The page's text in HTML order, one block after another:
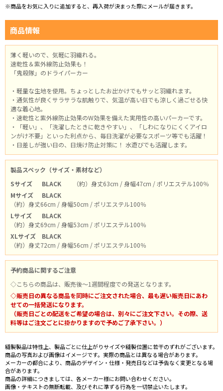
※商品をお気に入りに追加すると、再入荷が決まった際にメールが届きます。
商品情報
薄く軽いので、気軽に羽織れる。
速乾性＆紫外線防止効果も！
「鬼殺隊」のドライパーカー
・軽量な生地を使用。ちょっとしたお出かけでもサッと羽織れます。
・通気性が良くサラサラな肌触りで、気温が高い日でも涼しく過ごせる快
適な着心地。
・速乾性と紫外線防止効果のW効果を備えた実用性の高いパーカーです。
・「軽い」、「洗濯したときに乾きやすい」、「しわになりにくくアイロ
ンがけ不要」といった利点から、毎日洗濯が必要なスポーツ等でも活躍！
・日差しが強い日の、日焼け防止対策に！ 水遊びでも活躍します。
製品スペック（サイズ・素材など）
Sサイズ
BLACK
（約）身丈63cm / 身幅47cm / ポリエステル100％
Mサイズ
BLACK
（約）身丈66cm / 身幅50cm / ポリエステル100％
Lサイズ
BLACK
（約）身丈69cm / 身幅53cm / ポリエステル100％
XLサイズ
BLACK
（約）身丈72cm / 身幅56cm / ポリエステル100％
予約商品に関するご注意
◇こちらの商品は、販売後～1週間程度での発送となります。
◇販売日の異なる商品を同時にご注文された場合、最も遅い販売日にあわ
せての一括発送になります。
（販売日ごとの配送をご希望の場合は、別々にご注文下さい。その際、送
料等はご注文ごとに掛かりますので予めご了承下さい。）
縫製製品は特性上、製品ごとに仕上がりサイズや縫製位置に若干のずれがございます。
商品の写真および画像はイメージです。実際の商品とは異なる場合があります。
メーカーの都合により、商品のデザイン・仕様・発売日などは予告なく変更となる場
合があります。
商品の詳細につきましては、各メーカー様にお問い合わせください。
画像・テキストの無断転載、及びそれに準ずる行為を一切禁止いたします。